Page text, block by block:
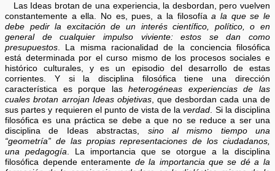
Las Ideas brotan de una experiencia, la desbordan, pero vuelven
constantemente a ella. No es, pues, a la filosofíaa la que se le
debe pedir la excitación de un interés científico, político, o en
general de cualquier impulso viviente: estos se dan como
presupuestos . La misma racionalidad de la conciencia filosófica
está determinada por el curso mismo de los procesos sociales e
histórico culturales, y es un episodio del desarrollo de estas
corrientes. Y si la disciplina filosófica tiene una dirección
característica es porque lasheterogéneas experiencias de las
cuales brotan arrojan Ideas objetivas, que desbordan cada una de
sus partes y requieren el punto de vista de laverdad . Si la disciplina
filosófica es una práctica se debe a que no se reduce a ser una
disciplina de Ideas abstractas, sino al mismo tiempo una
“geometría” de las propias representaciones de los ciudadanos,
una pedagogía . La importancia que se otorgue a la disciplina
filosófica depende enteramente de la importancia que se dé a la